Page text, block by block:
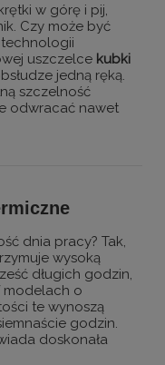
w górę i pij,
Czy może być
uszczelce kubki
jedną ręką.
szczelność
odwracać nawet
dnia pracy? Tak,
wysoką
długich godzin,
modelach o
te wynoszą
godzin.
doskonała